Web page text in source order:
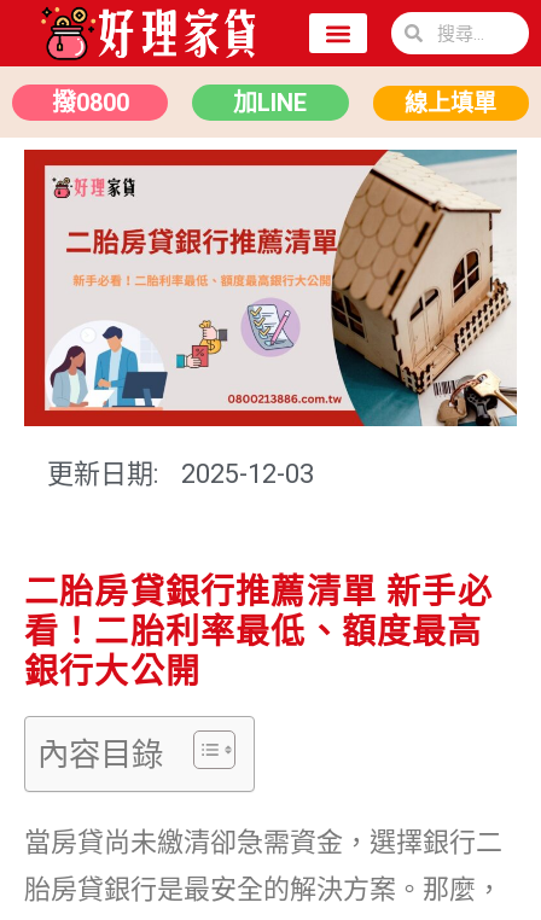
撥0800 加LINE 線上填單
更新日期: 2025-12-03
二胎房貸銀行推薦清單 新手必
看！二胎利率最低、額度最高
銀行大公開
內容目錄
當房貸尚未繳清卻急需資金，選擇銀行二
胎房貸銀行是最安全的解決方案。那麼，